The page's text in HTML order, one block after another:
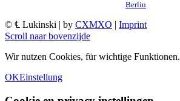
Berlin
© ℄ Lukinski | by CXMXO | Imprint
Scroll naar bovenzijde
Wir nutzen Cookies, für wichtige Funktionen.
OKEinstellung